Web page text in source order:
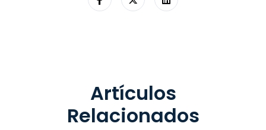
Artículos
Relacionados